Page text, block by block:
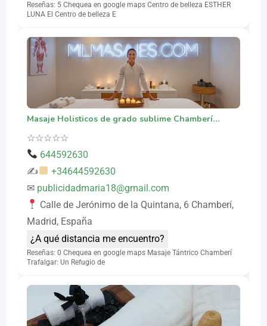
Reseñas: 5 Chequea en google maps Centro de belleza ESTHER
LUNA El Centro de belleza E
Masaje Holisticos de grado sublime Chamberí…
☆☆☆☆☆
644592630
✍
+34644592630
✉ publicidadmaria18@gmail.com
Calle de Jerónimo de la Quintana, 6 Chamberí,
Madrid, España
¿A qué distancia me encuentro?
Reseñas: 0 Chequea en google maps Masaje Tántrico Chamberí
Trafalgar: Un Refugio de